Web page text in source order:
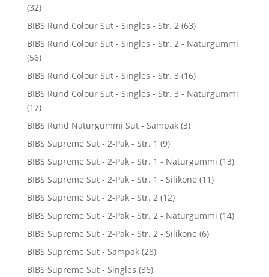
(32)
BIBS Rund Colour Sut - Singles - Str. 2 (63)
BIBS Rund Colour Sut - Singles - Str. 2 - Naturgummi
(56)
BIBS Rund Colour Sut - Singles - Str. 3 (16)
BIBS Rund Colour Sut - Singles - Str. 3 - Naturgummi
(17)
BIBS Rund Naturgummi Sut - Sampak (3)
BIBS Supreme Sut - 2-Pak - Str. 1 (9)
BIBS Supreme Sut - 2-Pak - Str. 1 - Naturgummi (13)
BIBS Supreme Sut - 2-Pak - Str. 1 - Silikone (11)
BIBS Supreme Sut - 2-Pak - Str. 2 (12)
BIBS Supreme Sut - 2-Pak - Str. 2 - Naturgummi (14)
BIBS Supreme Sut - 2-Pak - Str. 2 - Silikone (6)
BIBS Supreme Sut - Sampak (28)
BIBS Supreme Sut - Singles (36)